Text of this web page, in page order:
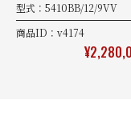
型式：5410BB/12/9VV
商品ID：v4174